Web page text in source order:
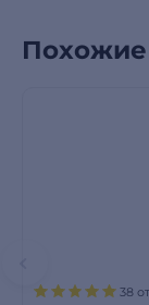
Похожие
38